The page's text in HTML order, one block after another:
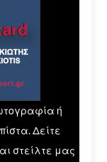
ή
Δείτε
στείλτε μας